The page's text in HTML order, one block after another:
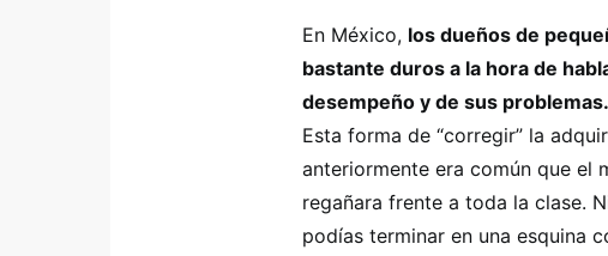
En México, los dueños de
bastante duros a la hora de
desempeño y de sus problemas.
Esta forma de “corregir” la
anteriormente era común que el
regañara frente a toda la clase.
podías terminar en una esquina